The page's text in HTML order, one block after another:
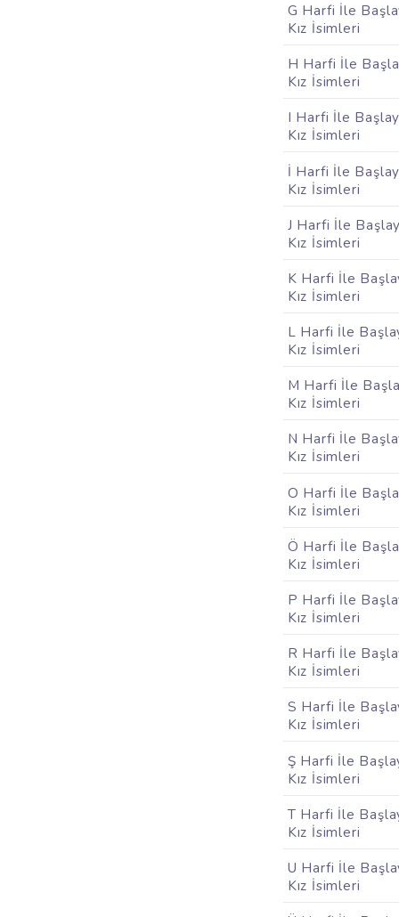
G Harfi İle
Kız İsimleri
H Harfi İle
Kız İsimleri
I Harfi İle
Kız İsimleri
İ Harfi İle
Kız İsimleri
J Harfi İle
Kız İsimleri
K Harfi İle
Kız İsimleri
L Harfi İle
Kız İsimleri
M Harfi İle
Kız İsimleri
N Harfi İle
Kız İsimleri
O Harfi İle
Kız İsimleri
Ö Harfi İle
Kız İsimleri
P Harfi İle
Kız İsimleri
R Harfi İle
Kız İsimleri
S Harfi İle
Kız İsimleri
Ş Harfi İle
Kız İsimleri
T Harfi İle
Kız İsimleri
U Harfi İle
Kız İsimleri